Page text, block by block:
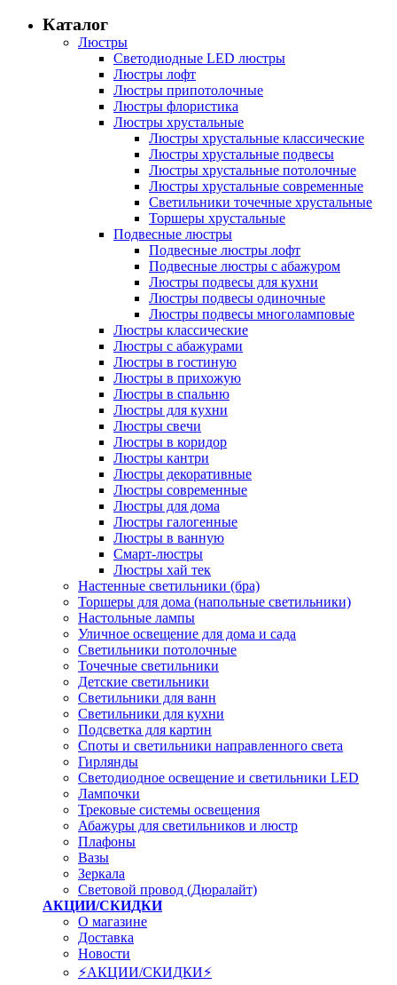
Каталог
Люстры
Светодиодные LED люстры
Люстры лофт
Люстры припотолочные
Люстры флористика
Люстры хрустальные
Люстры хрустальные классические
Люстры хрустальные подвесы
Люстры хрустальные потолочные
Люстры хрустальные современные
Светильники точечные хрустальные
Торшеры хрустальные
Подвесные люстры
Подвесные люстры лофт
Подвесные люстры с абажуром
Люстры подвесы для кухни
Люстры подвесы одиночные
Люстры подвесы многоламповые
Люстры классические
Люстры с абажурами
Люстры в гостиную
Люстры в прихожую
Люстры в спальню
Люстры для кухни
Люстры свечи
Люстры в коридор
Люстры кантри
Люстры декоративные
Люстры современные
Люстры для дома
Люстры галогенные
Люстры в ванную
Смарт-люстры
Люстры хай тек
Настенные светильники (бра)
Торшеры для дома (напольные светильники)
Настольные лампы
Уличное освещение для дома и сада
Светильники потолочные
Точечные светильники
Детские светильники
Светильники для ванн
Светильники для кухни
Подсветка для картин
Споты и светильники направленного света
Гирлянды
Светодиодное освещение и светильники LED
Лампочки
Трековые системы освещения
Абажуры для светильников и люстр
Плафоны
Вазы
Зеркала
Световой провод (Дюралайт)
АКЦИИ/СКИДКИ
О магазине
Доставка
Новости
⚡АКЦИИ/СКИДКИ⚡